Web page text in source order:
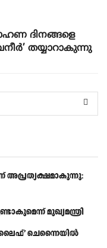
ദിനങ്ങളെ
തയ്യാറാകുന്നു
അപ്രത്യക്ഷമാകുന്നു:
മുഖ്യമന്ത്രി
ലൈഫ്’ ചെന്നൈയിൽ